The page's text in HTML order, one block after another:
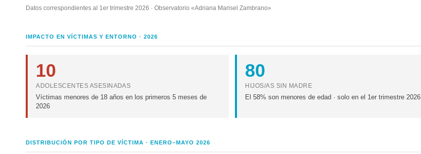
Datos correspondientes al 1er trimestre 2026 · Observatorio «Adriana Marisel Zambrano»
IMPACTO EN VÍCTIMAS Y ENTORNO · 2026
10
ADOLESCENTES ASESINADAS
Víctimas menores de 18 años en los primeros 5 meses de
2026
80
HIJOS/AS SIN MADRE
El 58% son menores de edad · solo en el 1er trimestre 2026
DISTRIBUCIÓN POR TIPO DE VÍCTIMA · ENERO–MAYO 2026